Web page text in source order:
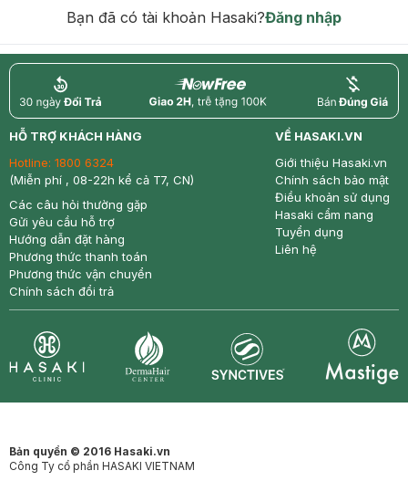
Bạn đã có tài khoản Hasaki?Đăng nhập
return nowfree price
HỖ TRỢ KHÁCH HÀNG
Hotline: 1800 6324
(Miễn phí , 08-22h kể cả T7, CN)
Các câu hỏi thường gặp
Gửi yêu cầu hỗ trợ
Hướng dẫn đặt hàng
Phương thức thanh toán
Phương thức vận chuyển
Chính sách đổi trả
VỀ HASAKI.VN
Giới thiệu Hasaki.vn
Chính sách bảo mật
Điều khoản sử dụng
Hasaki cẩm nang
Tuyển dụng
Liên hệ
Bản quyền © 2016 Hasaki.vn
Công Ty cổ phần HASAKI VIETNAM